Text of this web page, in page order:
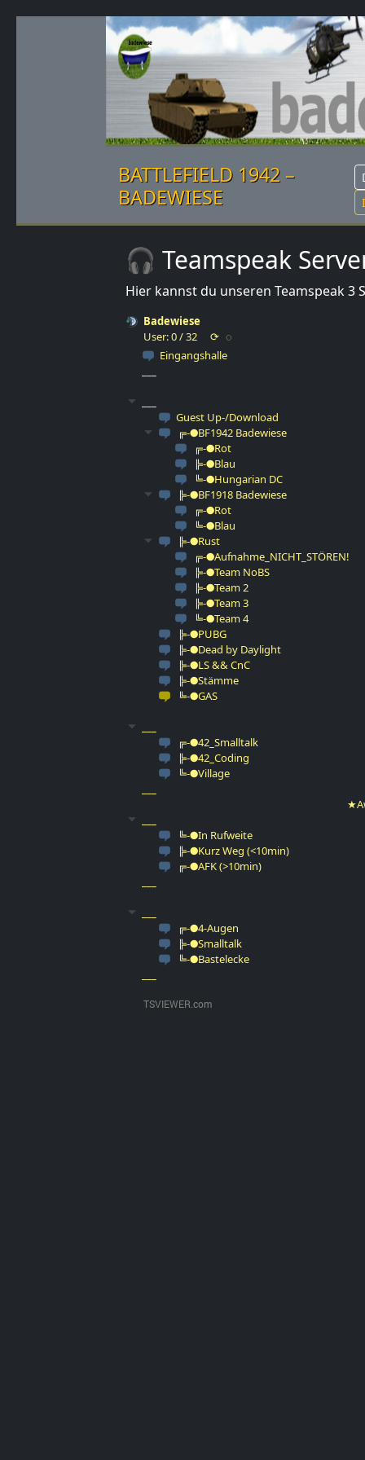
BATTLEFIELD 1942 –
BADEWIESE
🎧 Teamspeak
Hier kannst du unseren Teamspeak 3
Badewiese
User: 0 / 32
⟳ ◌
Eingangshalle
Guest Up-/Download
╔-●BF1942 Badewiese
╔-●Rot
╠-●Blau
╚-●Hungarian DC
╠-●BF1918 Badewiese
╔-●Rot
╚-●Blau
╠-●Rust
╔-●Aufnahme_NICHT_STÖREN!
╠-●Team NoBS
╠-●Team 2
╠-●Team 3
╚-●Team 4
╠-●PUBG
╠-●Dead by Daylight
╠-●LS && CnC
╠-●Stämme
╚-●GAS
╔-●42_Smalltalk
╠-●42_Coding
╚-●Village
╚-●In Rufweite
╠-●Kurz Weg (<10min)
╔-●AFK (>10min)
╔-●4-Augen
╠-●Smalltalk
╚-●Bastelecke